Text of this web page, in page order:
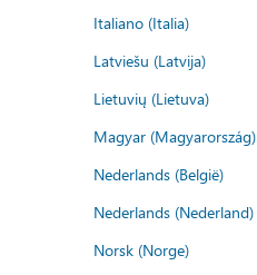
Italiano (Italia)
Latviešu (Latvija)
Lietuvių (Lietuva)
Magyar (Magyarország)
Nederlands (België)
Nederlands (Nederland)
Norsk (Norge)